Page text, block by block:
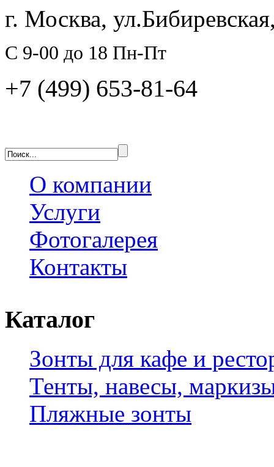
г. Москва,
C 9-00 до 18 Пн-Пт
+7 (499) 653-81-64
О компании
Услуги
Фотогалерея
Контакты
Каталог
Зонты для кафе и
Тенты, навесы,
Пляжные зонты